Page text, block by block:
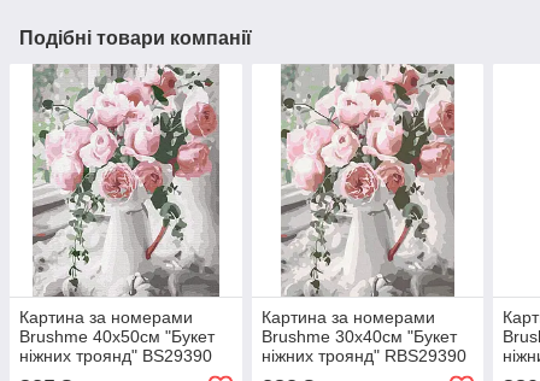
Подібні товари компанії
Картина за номерами
Brushme 40x50см "Букет
ніжних троянд" BS29390
Картина за номерами
Brushme 30x40см "Букет
ніжних троянд" RBS29390